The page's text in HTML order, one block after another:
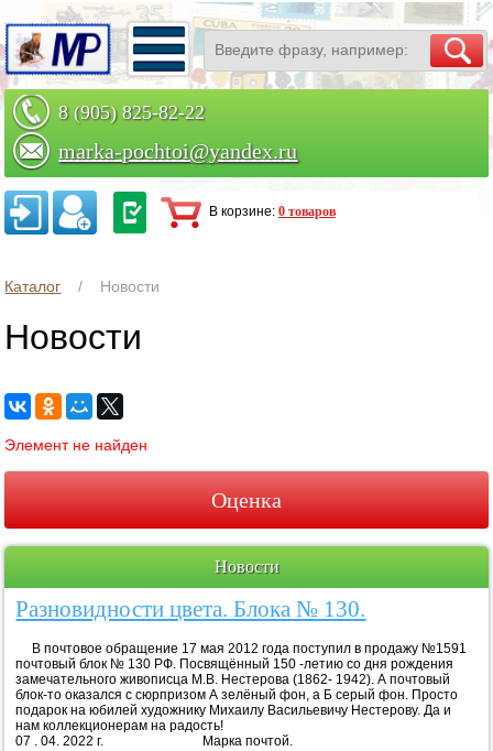
8 (905) 825-82-22
marka-pochtoi@yandex.ru
Заказать по телефону
В корзине: 0 товаров
Каталог Новости
Новости
Элемент не найден
Оценка
Новости
Разновидности цвета. Блока № 130.
В почтовое обращение 17 мая 2012 года поступил в продажу №1591
почтовый блок № 130 РФ. Посвящённый 150 -летию со дня рождения
замечательного живописца М.В. Нестерова (1862- 1942). А почтовый
блок-то оказался с сюрпризом А зелёный фон, а Б серый фон. Просто
подарок на юбилей художнику Михаилу Васильевичу Нестерову. Да и
нам коллекционерам на радость!
07 . 04. 2022 г. Марка почтой.